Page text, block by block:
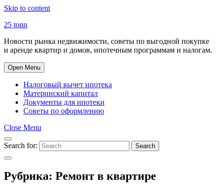
Skip to content
25 tonn
Новости рынка недвижимости, советы по выгодной покупке
и аренде квартир и домов, ипотечным программам и налогам.
Open Menu
Налоговый вычет ипотека
Материнский капитал
Документы для ипотеки
Советы по оформлению
Close Menu
Search for: Search
Рубрика: Ремонт в квартире